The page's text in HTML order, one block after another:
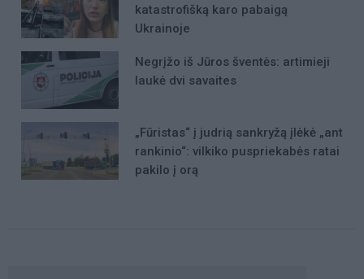
katastrofišką karo pabaigą
Ukrainoje
Negrįžo iš Jūros šventės: artimieji
laukė dvi savaites
„Fūristas“ į judrią sankryžą įlėkė „ant
rankinio“: vilkiko puspriekabės ratai
pakilo į orą